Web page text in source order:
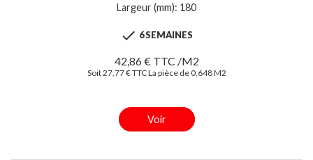
Largeur (mm): 180
 6 SEMAINES
42,86 € TTC /M2
Soit 27,77 € TTC La pièce de 0,648 M2
Voir